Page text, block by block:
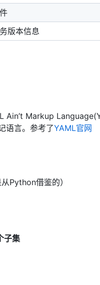
版本信息
Ain’t Markup
语言。参考了YAML官网
Python借鉴的）
子集